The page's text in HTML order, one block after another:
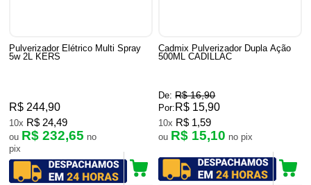
Pulverizador Elétrico Multi Spray
5w 2L KERS
R$ 244,90
10x R$ 24,49
ou R$ 232,65 no
pix
Cadmix Pulverizador Dupla Ação
500ML CADILLAC
De: R$ 16,90
Por: R$ 15,90
10x R$ 1,59
ou R$ 15,10 no pix